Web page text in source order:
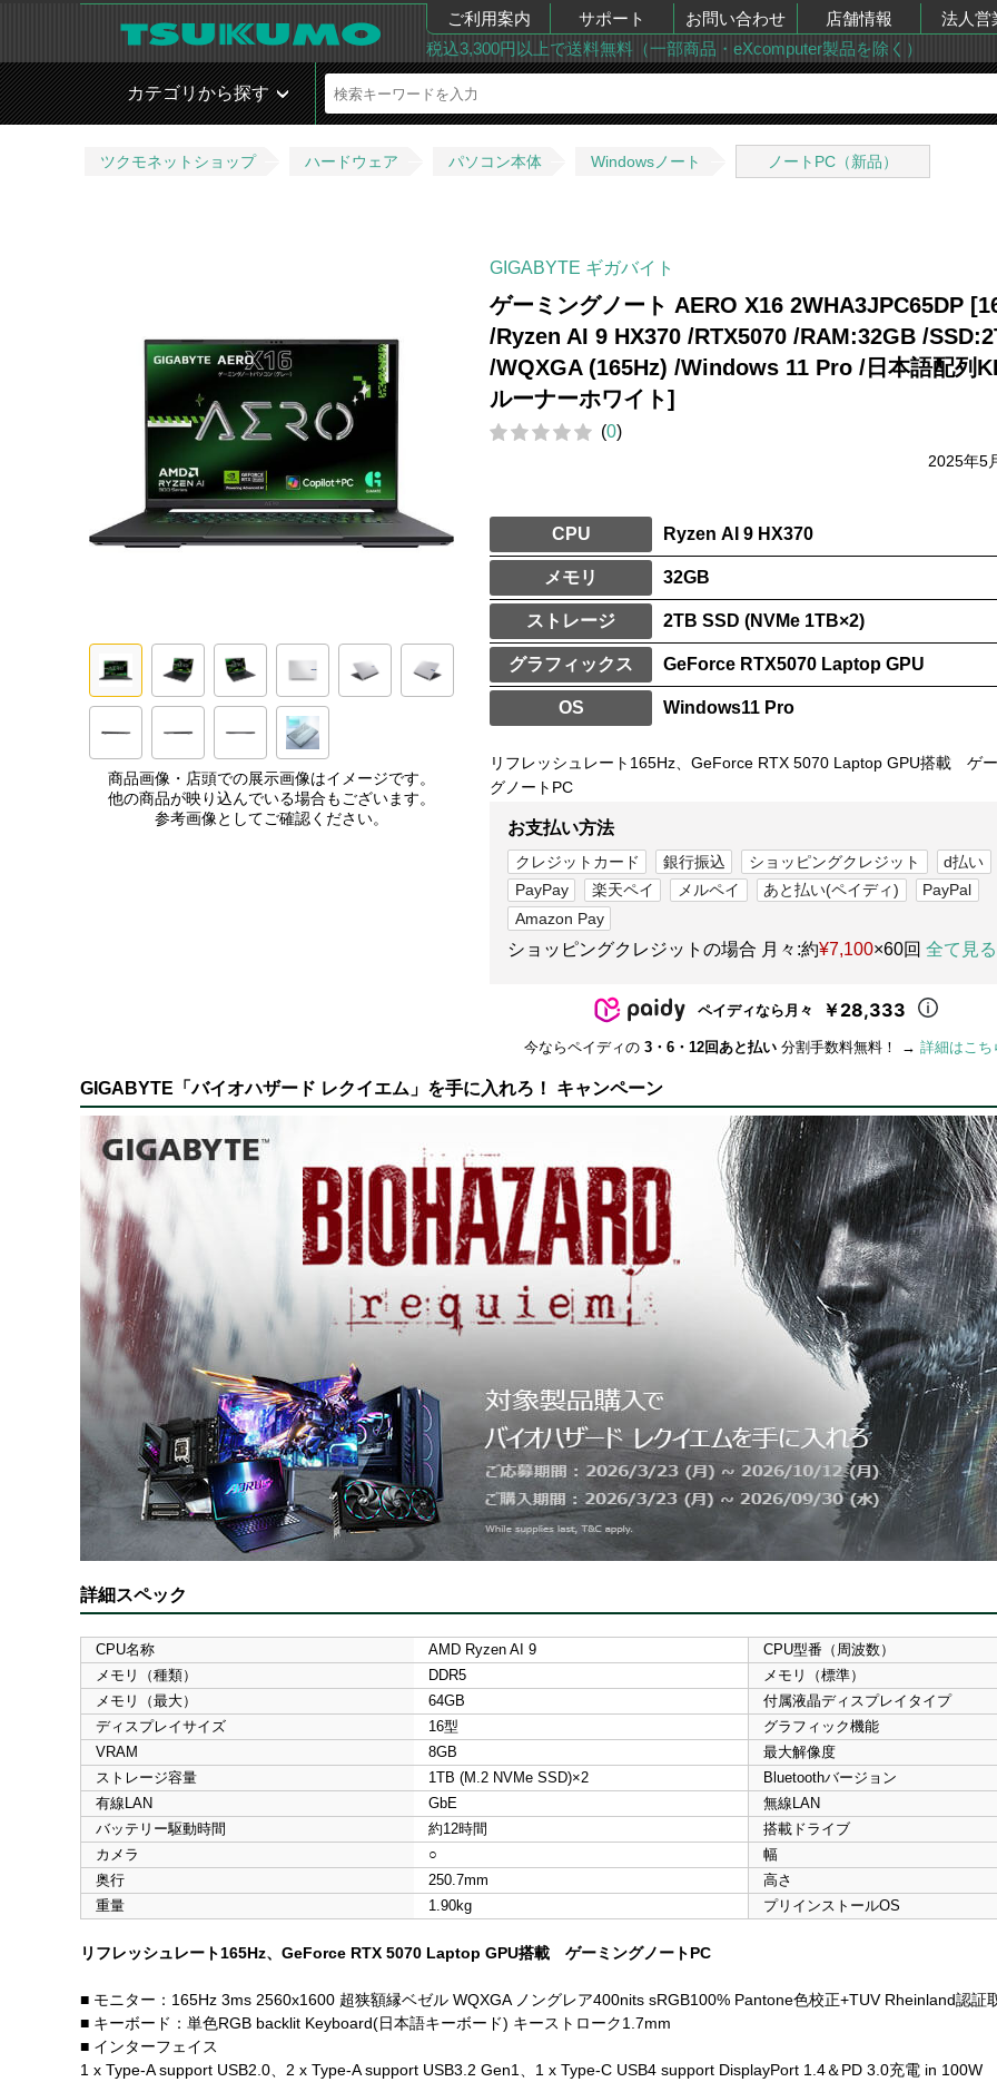
ご利用案内 サポート お問い合わせ 店舗情報
法人営
税込3,300円以上で送料無料（一部商品・eXcomputer製品を除く）
カテゴリから探す
ツクモネットショップ ハードウェア パソコン本体 Windowsノート ノートPC（新品）
商品画像・店頭での展示画像はイメージです。
他の商品が映り込んでいる場合もございます。
参考画像としてご確認ください。
GIGABYTE ギガバイト
ゲーミングノート AERO X16 2WHA3JPC65DP
/Ryzen AI 9 HX370 /RTX5070 /RAM:32GB /
/WQXGA (165Hz) /Windows 11 Pro /日本語配列
ルーナーホワイト]
(0)
2025年5
CPU Ryzen AI 9 HX370
メモリ 32GB
ストレージ 2TB SSD (NVMe 1TB×2)
グラフィックス GeForce RTX5070 Laptop GPU
OS Windows11 Pro
リフレッシュレート165Hz、GeForce RTX 5070 Laptop GPU搭載 ゲ
グノートPC
お支払い方法
クレジットカード 銀行振込 ショッピングクレジット
d払い
PayPay
楽天ペイ メルペイ あと払い(ペイディ)
PayPal
Amazon Pay
ショッピングクレジットの場合 月々:約¥7,100×60回 全て見る
ペイディなら月々 ￥28,333
今ならペイディの 3・6・12回あと払い 分割手数料無料！ → 詳細はこち
GIGABYTE「バイオハザード レクイエム」を手に入れろ！ キャンペーン
詳細スペック
CPU名称 AMD Ryzen AI 9
CPU型番（周波数）
メモリ（種類）
DDR5
メモリ（標準）
メモリ（最大）
64GB
付属液晶ディスプレイタイプ
ディスプレイサイズ
16型
グラフィック機能
VRAM
8GB
最大解像度
ストレージ容量
1TB (M.2 NVMe SSD)×2
Bluetoothバージョン
有線LAN
GbE
無線LAN
バッテリー駆動時間
約12時間
搭載ドライブ
カメラ
○
幅
奥行
250.7mm
高さ
重量
1.90kg プリインストールOS
リフレッシュレート165Hz、GeForce RTX 5070 Laptop GPU搭載 ゲーミングノートPC
■ モニター：165Hz 3ms 2560x1600 超狭額縁ベゼル WQXGA ノングレア400nits sRGB100% Pantone色校正+TUV Rheinland認証
■ キーボード：単色RGB backlit Keyboard(日本語キーボード) キーストローク1.7mm
■ インターフェイス
1 x Type-A support USB2.0、2 x Type-A support USB3.2 Gen1、1 x Type-C USB4 support DisplayPort 1.4＆PD 3.0充電 in 100W